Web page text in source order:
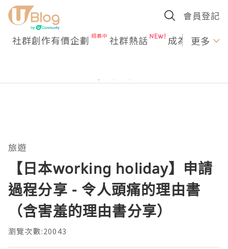
會員登記
社群創作有價企劃 社群熱話 成為U更多
旅遊
【日本working holiday】申請
過程分享 - 令人頭痛的理由書
（含害羞的理由書分享）
瀏覽次數:20043